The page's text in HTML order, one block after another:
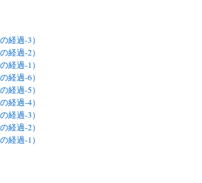
経過-3）
経過-2）
経過-1）
経過-6）
経過-5）
経過-4）
経過-3）
経過-2）
経過-1）